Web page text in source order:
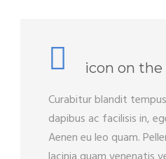
icon on
Curabitur blandit
dapibus ac facilisis in,
Aenen eu leo quam.